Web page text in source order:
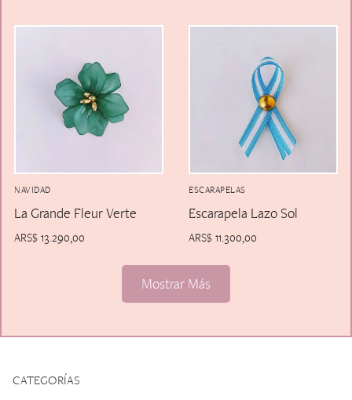
NAVIDAD
La Grande Fleur Verte
ARS$ 13.290,00
ESCARAPELAS
Escarapela Lazo Sol
ARS$ 11.300,00
Mostrar Más
CATEGORÍAS